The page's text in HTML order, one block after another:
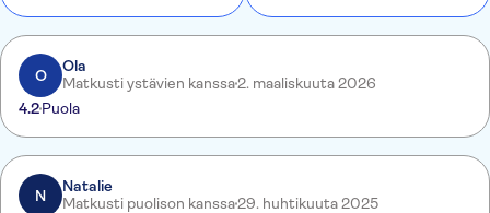
O
Ola
Matkusti ystävien kanssa2. maaliskuuta 2026
4.2Puola
N
Natalie
Matkusti puolison kanssa29. huhtikuuta 2025